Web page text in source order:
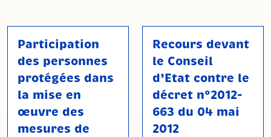
Participation
des personnes
protégées dans
la mise en
œuvre des
mesures de
Recours devant
le Conseil
d’Etat contre le
décret n°2012-
663 du 04 mai
2012